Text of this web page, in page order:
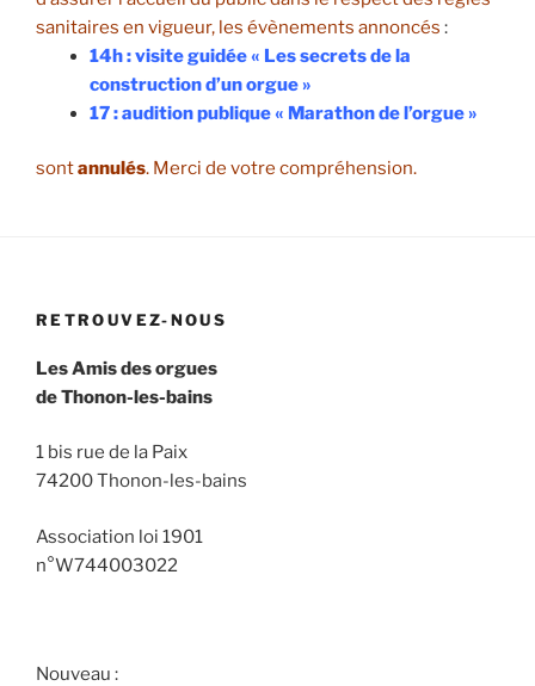
sanitaires en vigueur, les évènements annoncés :
14h : visite guidée « Les secrets de la
construction d’un orgue »
17 : audition publique « Marathon de l’orgue »
sontannulés. Merci de votre compréhension.
RETROUVEZ-NOUS
Les Amis des orgues
de Thonon-les-bains
1 bis rue de la Paix
74200 Thonon-les-bains
Association loi 1901
n°W744003022
Nouveau :